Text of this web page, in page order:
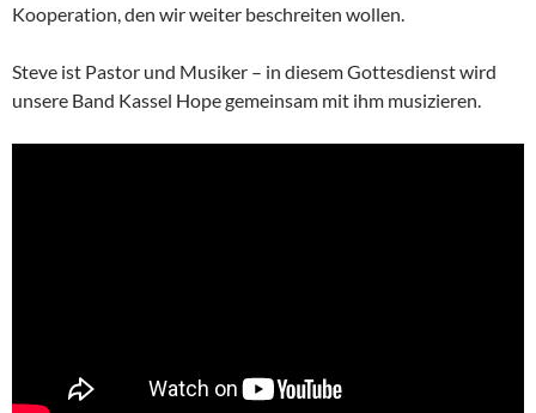
Kooperation, den wir weiter beschreiten wollen.
Steve ist Pastor und Musiker – in diesem Gottesdienst wird
unsere Band Kassel Hope gemeinsam mit ihm musizieren.